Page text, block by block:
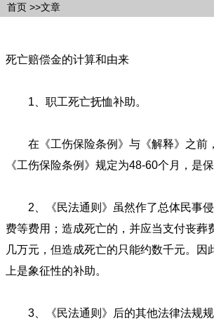
首页 >>文章
死亡赔偿金的计算和由来
1、职工死亡抚恤补助。
在《工伤保险条例》与《解释》之前，
《工伤保险条例》规定为48-60个月，是
2、《民法通则》虽然作了总体民事侵
费等费用；造成死亡的，并应当支付丧
几万元，但造成死亡的只能约数千元。因
上是象征性的补助。
3、《民法通则》后的其他法律法规规